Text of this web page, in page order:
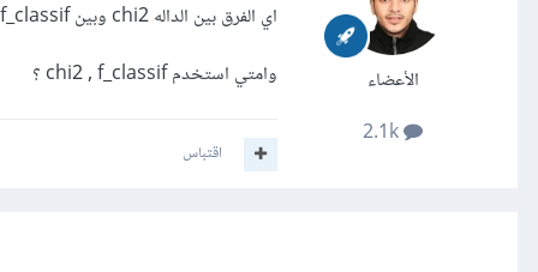
الأعضاء
اي الفرق بين الداله chi2 وبين f_classif في مكتبه sklearn ؟
وامتي استخدم chi2 , f_classif ؟
اقتباس